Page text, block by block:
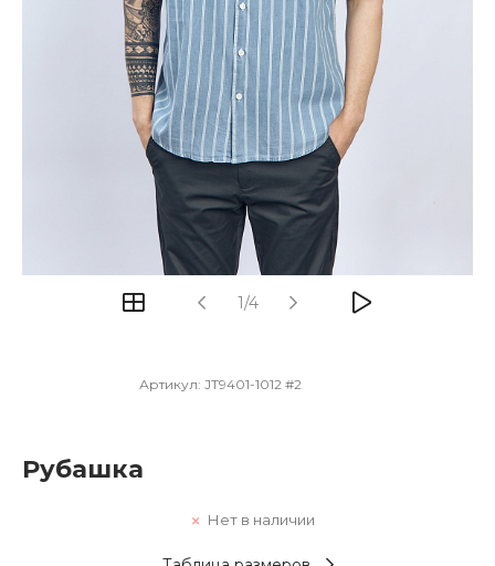
1/4
Артикул: JT9401-1012 #2
Рубашка
Нет в наличии